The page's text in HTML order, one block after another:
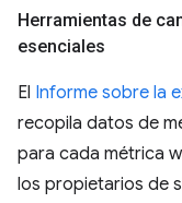
Herramientas de
esenciales
El Informe sobre la
recopila datos de
para cada métrica
los propietarios de